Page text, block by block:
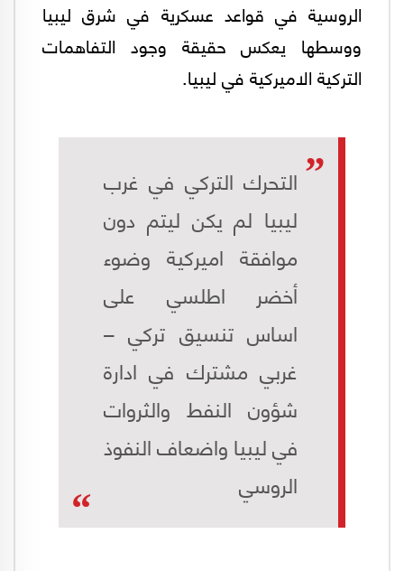
الروسية في قواعد عسكرية في شرق ليبيا
ووسطها يعكس حقيقة وجود التفاهمات
التركية الاميركية في ليبيا.
التحرك التركي في غرب
ليبيا لم يكن ليتم دون
موافقة اميركية وضوء
أخضر اطلسي على
اساس تنسيق تركي –
غربي مشترك في ادارة
شؤون النفط والثروات
في ليبيا واضعاف النفوذ
الروسي